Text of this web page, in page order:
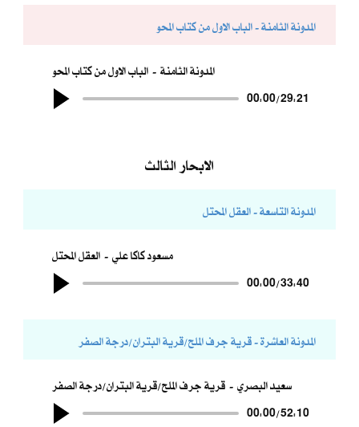
المدونة الثامنة - الباب الاول من كتاب المحو
الباب الاول من كتاب المحو المدونة الثامنة
00:00/29:21
الابحار الثالث
المدونة التاسعة - العقل المحتل
العقل المحتل مسعود كاكا علي
00:00/33:40
المدونة العاشرة - قرية جرف الملح/قرية البتران/درجة الصفر
قرية جرف الملح/قرية البتران/درجة الصفر سعيد البصري
00:00/52:10